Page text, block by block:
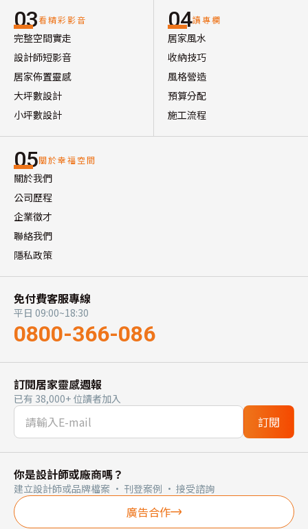
03看精彩影音
完整空間實走
設計師短影音
居家佈置靈感
大坪數設計
小坪數設計
04讀專欄
居家風水
收納技巧
風格營造
預算分配
施工流程
05關於幸福空間
關於我們
公司歷程
企業徵才
聯絡我們
隱私政策
免付費客服專線
平日 09:00~18:30
0800-366-086
訂閱居家靈感週報
已有 38,000+ 位讀者加入
訂閱
你是設計師或廠商嗎？
建立設計師或品牌檔案 · 刊登案例 · 接受諮詢
廣告合作